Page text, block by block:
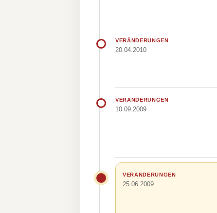
VERÄNDERUNGEN
20.04.2010
VERÄNDERUNGEN
10.09.2009
VERÄNDERUNGEN
25.06.2009